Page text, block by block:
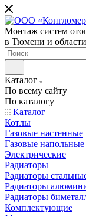
Монтаж систем
в Тюмени и области
Каталог
По всему сайту
По каталогу
Каталог
Котлы
Газовые настенные
Газовые напольные
Электрические
Радиаторы
Радиаторы
Радиаторы
Радиаторы
Комплектующие